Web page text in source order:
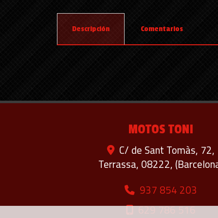
Descripción Comentarios
MOTOS TONI
C/ de Sant Tomàs, 72,
Terrassa,08222,
937 854 203
629 786 516